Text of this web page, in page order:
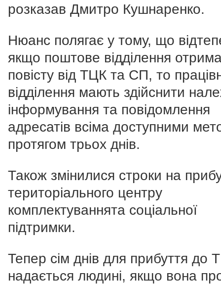
розказав Дмитро Кушнаренко.
Нюанс полягає у тому, що
якщо поштове відділення
повісту від ТЦК та СП, то
відділення мають здійснити
інформування та повідомлення
адресатів всіма доступними
протягом трьох днів.
Також змінилися строки на
територіального центру
комплектуваннята соціальної
підтримки.
Тепер сім днів для прибуття до
надається людині, якщо вона